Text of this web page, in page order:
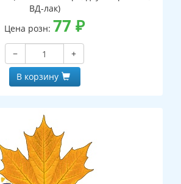
ВД-лак)
Цена розн: 77 ₽
−
+
В корзину